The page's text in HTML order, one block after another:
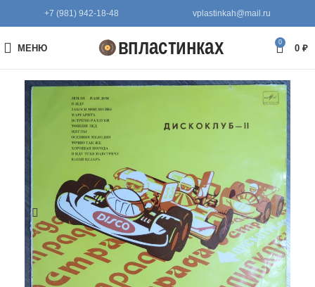
+7 (981) 942-18-48 vplastinkah@mail.ru
МЕНЮ
0
0 ₽